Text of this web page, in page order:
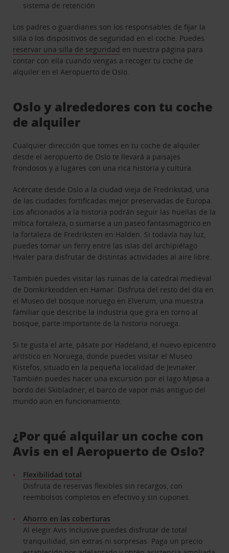
sistema de retención
Los padres o guardianes son los responsables de fijar la
silla o los dispositivos de seguridad en el coche. Puedes
reservar una silla de seguridad en nuestra página para
contar con ella cuando vengas a recoger tu coche de
alquiler en el Aeropuerto de Oslo.
Oslo y alrededores con tu coche
de alquiler
Cualquier dirección que tomes en tu coche de alquiler
desde el aeropuerto de Oslo te llevará a paisajes
frondosos y a lugares con una rica historia y cultura.
Acércate desde Oslo a la ciudad vieja de Fredrikstad, una
de las ciudades fortificadas mejor preservadas de Europa.
Los aficionados a la historia podrán seguir las huellas de la
mítica fortaleza, o sumarse a un paseo fantasmagórico en
la fortaleza de Fredriksten en Halden. Si todavía hay luz,
puedes tomar un ferry entre las islas del archipiélago
Hvaler para disfrutar de distintas actividades al aire libre.
También puedes visitar las ruinas de la catedral medieval
de Domkirkeodden en Hamar. Disfruta del resto del día en
el Museo del bosque noruego en Elverum, una muestra
familiar que describe la industria que gira en torno al
bosque, parte importante de la historia noruega.
Si te gusta el arte, pásate por Hadeland, el nuevo epicentro
artístico en Noruega, donde puedes visitar el Museo
Kistefos, situado en la pequeña localidad de Jevnaker.
También puedes hacer una excursión por el lago Mjøsa a
bordo del Skibladner, el barco de vapor más antiguo del
mundo aún en funcionamiento.
¿Por qué alquilar un coche con
Avis en el Aeropuerto de Oslo?
Flexibilidad total
Disfruta de reservas flexibles sin recargos, con
reembolsos completos en efectivo y sin cupones.
Ahorro en las coberturas
Al elegir Avis Inclusive puedes disfrutar de total
tranquilidad, sin extras ni sorpresas. Paga un precio